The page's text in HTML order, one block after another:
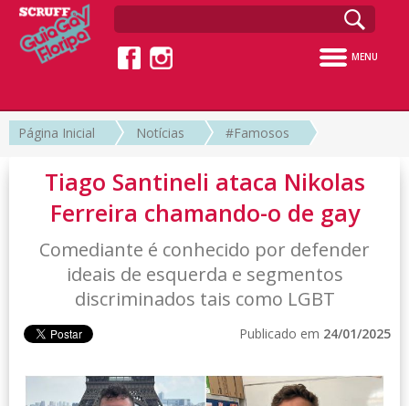
MENU
Página Inicial Notícias #Famosos
Tiago Santineli ataca Nikolas
Ferreira chamando-o de gay
Comediante é conhecido por defender
ideais de esquerda e segmentos
discriminados tais como LGBT
Publicado em 24/01/2025